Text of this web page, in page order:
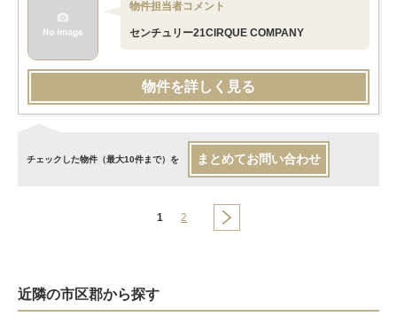
物件担当者コメント
センチュリー21CIRQUE COMPANY
物件を詳しく見る
チェックした物件（最大10件まで）を まとめてお問い合わせ
1 2
近隣の市区郡から探す